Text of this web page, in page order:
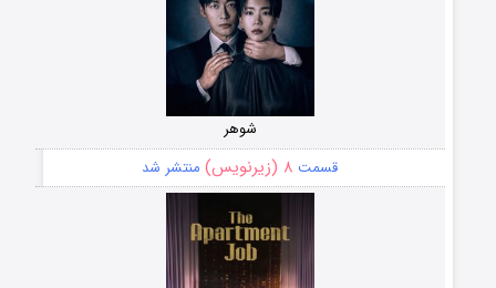
شوهر
قسمت ۸ (زیرنویس) منتشر شد